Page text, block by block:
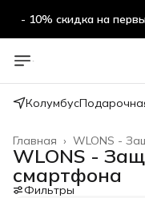
- 10% скидка на
Колумбус
WLONS -
Главная ›
WLONS -
смартфона
Фильтры